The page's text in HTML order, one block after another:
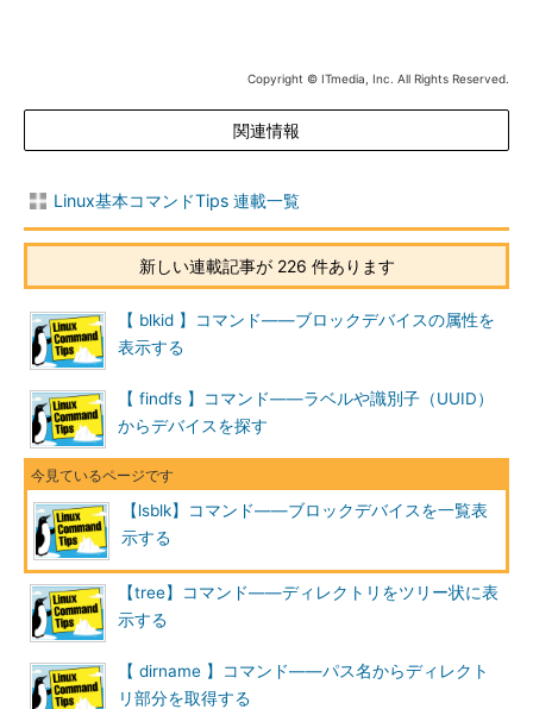
ショ
ン
ルーブバックデバイスとRAMディスクを表示しない）
-e リ
スト
--
exclude
表示から除外するブロックデバイスのメジャー番号を「,」区
切りのリストで指定（トップレベルのデバイスのみ指定可
能）
ト
include
リスト
ストで指定（トップレベルのブロックデバイスのみ指定可
能） ※2
nodeps
ば/dev/sdaの場合、/dev/sda1などは表示しない）
-S
--scsi
SCSIデバイスの情報だけを表示する（パーティションの情報
やスレーブデバイスおよびホルダーデバイスを表示しなくな
る） ※2
p（--paths）、-s（--inverse）は利用
lsblkの主なオプション（表示方法や表示項目関連）
Copyright © ITmedia, Inc. All Rights Reserved.
関連情報
Linux基本コマンドTips 連載一覧
新しい連載記事が 226 件あります
【 blkid 】コマンド――ブロックデバイスの属性を
表示する
【 findfs 】コマンド――ラベルや識別子（UUID）
からデバイスを探す
【lsblk】コマンド――ブロックデバイスを一覧表
示する
【tree】コマンド――ディレクトリをツリー状に表
示する
【 dirname 】コマンド――パス名からディレクト
リ部分を取得する